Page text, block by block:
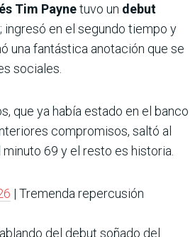
Tim Paynetuvo un debut
; ingresó en el segundo tiempo y
una fantástica anotación que se
sociales.
que ya había estado en el banco
compromisos, saltó al
69 y el resto es historia.
| Tremenda repercusión
del debut soñado del